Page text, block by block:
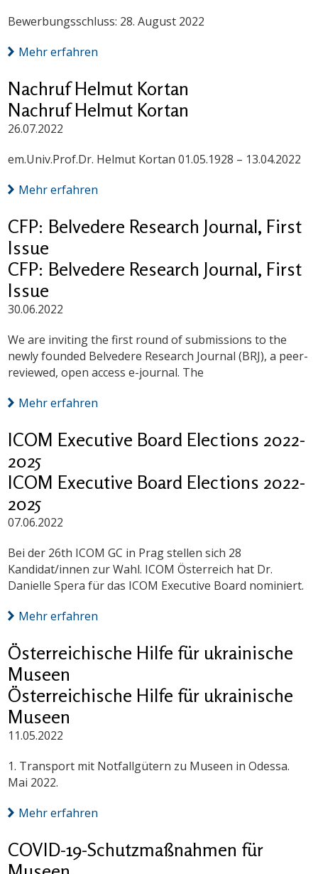
Bewerbungsschluss: 28. August 2022
Mehr erfahren
Nachruf Helmut Kortan
Nachruf Helmut Kortan
26.07.2022
em.Univ.Prof.Dr. Helmut Kortan 01.05.1928 – 13.04.2022
Mehr erfahren
CFP: Belvedere Research Journal, First
Issue
CFP: Belvedere Research Journal, First
Issue
30.06.2022
We are inviting the first round of submissions to the
newly founded Belvedere Research Journal (BRJ), a peer-
reviewed, open access e-journal. The
Mehr erfahren
ICOM Executive Board Elections 2022-
2025
ICOM Executive Board Elections 2022-
2025
07.06.2022
Bei der 26th ICOM GC in Prag stellen sich 28
Kandidat/innen zur Wahl. ICOM Österreich hat Dr.
Danielle Spera für das ICOM Executive Board nominiert.
Mehr erfahren
Österreichische Hilfe für ukrainische
Museen
Österreichische Hilfe für ukrainische
Museen
11.05.2022
1. Transport mit Notfallgütern zu Museen in Odessa.
Mai 2022.
Mehr erfahren
COVID-19-Schutzmaßnahmen für